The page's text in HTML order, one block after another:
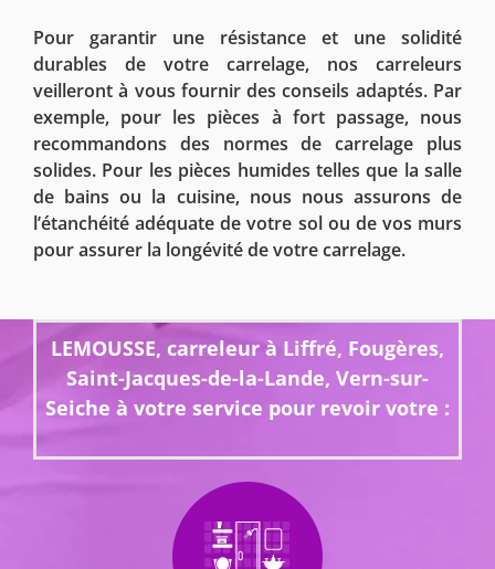
Pour garantir une résistance et une solidité
durables de votre carrelage, nos carreleurs
veilleront à vous fournir des conseils adaptés. Par
exemple, pour les pièces à fort passage, nous
recommandons des normes de carrelage plus
solides. Pour les pièces humides telles que la salle
de bains ou la cuisine, nous nous assurons de
l’étanchéité adéquate de votre sol ou de vos murs
pour assurer la longévité de votre carrelage.
LEMOUSSE, carreleur à Liffré, Fougères,
Saint-Jacques-de-la-Lande, Vern-sur-
Seiche à votre service pour revoir votre :